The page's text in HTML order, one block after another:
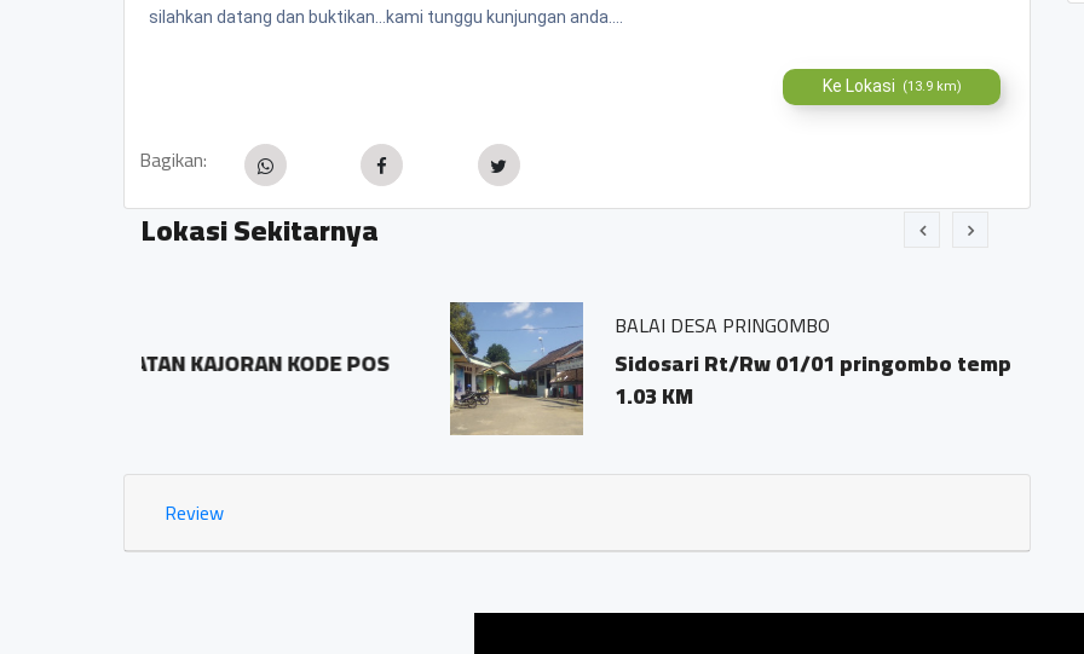
silahkan datang dan buktikan...kami tunggu kunjungan anda....
Ke Lokasi (13.9 km)
Bagikan:
Lokasi Sekitarnya
BALAI DESA PRINGOMBO
Sidosari Rt/Rw 01/01 pringombo tempuran magelang.56161
Review